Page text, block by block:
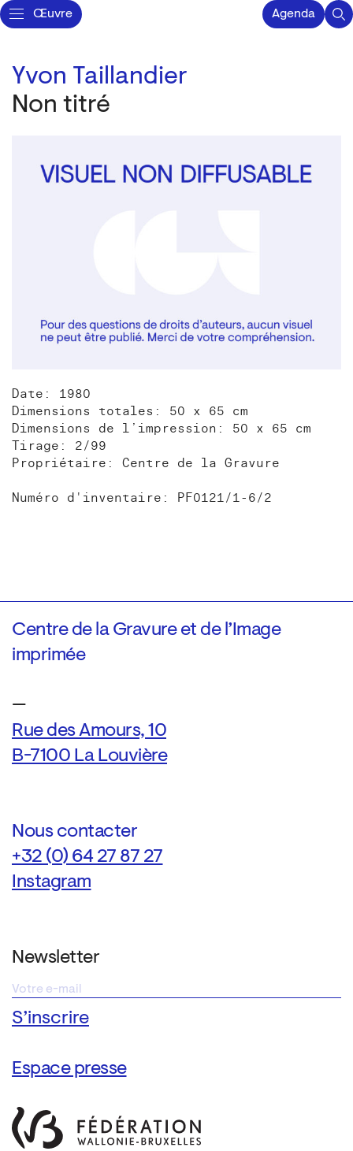
Œuvre Agenda
Yvon Taillandier
Non titré
Date: 1980
Dimensions totales: 50 x 65 cm
Dimensions de l’impression: 50 x 65 cm
Tirage: 2/99
Propriétaire: Centre de la Gravure
Numéro d'inventaire: PF0121/1-6/2
Centre de la Gravure et de l’Image
imprimée
—
Rue des Amours, 10
B-7100 La Louvière
Nous contacter
+32 (0) 64 27 87 27
Instagram
Newsletter
Espace presse